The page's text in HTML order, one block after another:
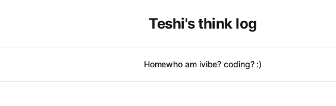
Teshi's think log
Homewho am ivibe? coding? :)